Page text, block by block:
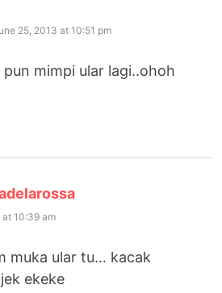
25, 2013 at 10:51 pm
mimpi ular lagi..ohoh
10:39 am
muka ular tu… kacak
ekeke